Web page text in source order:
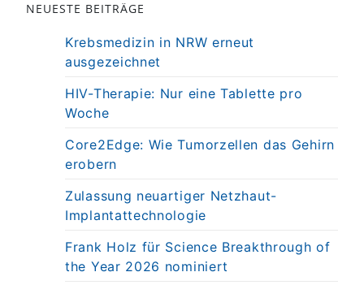
NEUESTE BEITRÄGE
Krebsmedizin in NRW erneut
ausgezeichnet
HIV-Therapie: Nur eine Tablette pro
Woche
Core2Edge: Wie Tumorzellen das Gehirn
erobern
Zulassung neuartiger Netzhaut-
Implantattechnologie
Frank Holz für Science Breakthrough of
the Year 2026 nominiert